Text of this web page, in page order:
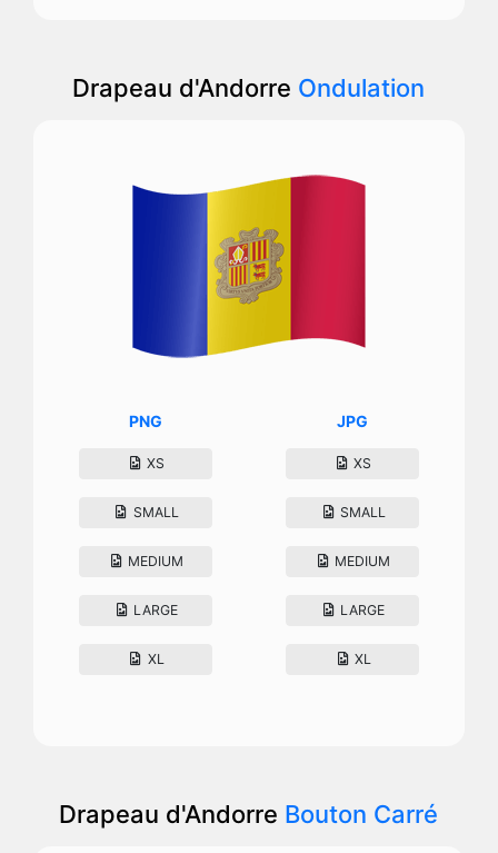
Drapeau d'Andorre Ondulation
PNG
XS
SMALL
MEDIUM
LARGE
XL
JPG
XS
SMALL
MEDIUM
LARGE
XL
Drapeau d'Andorre Bouton Carré